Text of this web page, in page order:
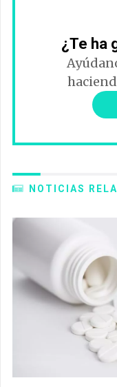
¿Te ha
NOTICIAS